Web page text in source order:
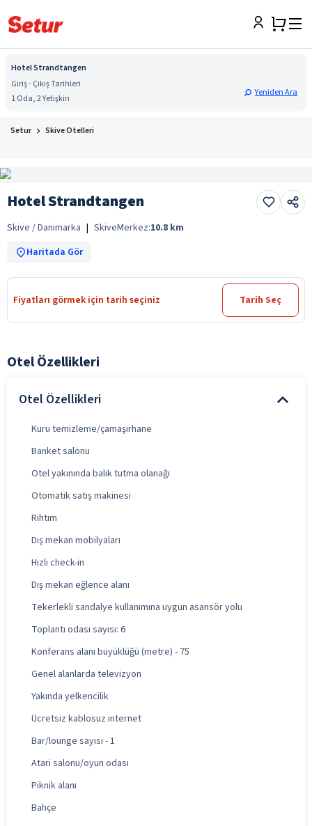
Hotel Strandtangen
Giriş - Çıkış Tarihleri
1 Oda, 2 Yetişkin
Yeniden Ara
Setur Skive Otelleri
Hotel Strandtangen
Skive / Danimarka | SkiveMerkez:10.8 km
Haritada Gör
Fiyatları görmek için tarih seçiniz Tarih Seç
Otel Özellikleri
Otel Özellikleri
Kuru temizleme/çamaşırhane
Banket salonu
Otel yakınında balık tutma olanağı
Otomatik satış makinesi
Rıhtım
Dış mekan mobilyaları
Hızlı check-in
Dış mekan eğlence alanı
Tekerlekli sandalye kullanımına uygun asansör yolu
Toplantı odası sayısı: 6
Konferans alanı büyüklüğü (metre) - 75
Genel alanlarda televizyon
Yakında yelkencilik
Ücretsiz kablosuz internet
Bar/lounge sayısı - 1
Atari salonu/oyun odası
Piknik alanı
Bahçe